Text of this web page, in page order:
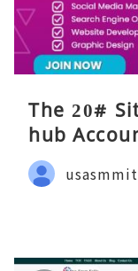
The 20#
hub